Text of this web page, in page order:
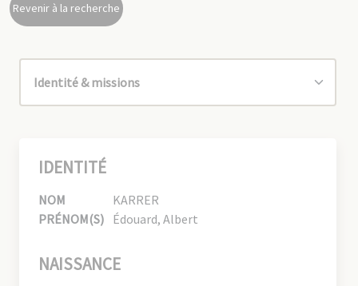
Revenir à la recherche
IDENTITÉ
NOM
KARRER
PRÉNOM(S) Édouard, Albert
NAISSANCE